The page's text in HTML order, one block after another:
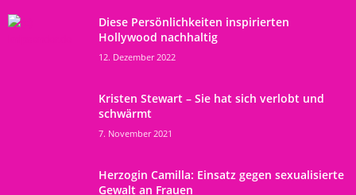
Diese Persönlichkeiten inspirierten
Hollywood nachhaltig
12. Dezember 2022
Kristen Stewart – Sie hat sich verlobt und
schwärmt
7. November 2021
Herzogin Camilla: Einsatz gegen sexualisierte
Gewalt an Frauen